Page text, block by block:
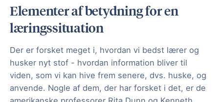
Elementer af betydning for en
læringssituation
Der er forsket meget i, hvordan vi bedst lærer og
husker nyt stof - hvordan information bliver til
viden, som vi kan hive frem senere, dvs. huske, og
anvende. Nogle af dem, der har forsket i det, er de